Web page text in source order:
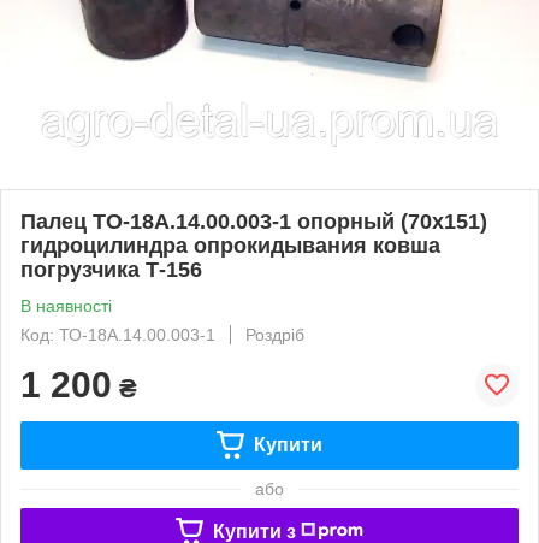
Палец ТО-18А.14.00.003-1 опорный (70х151)
гидроцилиндра опрокидывания ковша
погрузчика Т-156
В наявності
Код: ТО-18А.14.00.003-1
Роздріб
1 200 ₴
Купити
або
Купити з